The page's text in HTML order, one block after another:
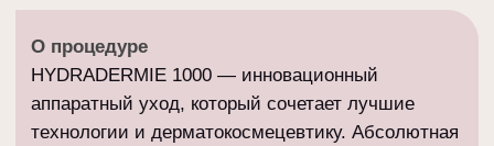
аппаратный уход, который сочетает лучшие
безопасность: без боли, рисков и реабилитации.
Моментальный результат с нарастанием в
течение 24 часов.
Трансдермальная гиалуронопластика